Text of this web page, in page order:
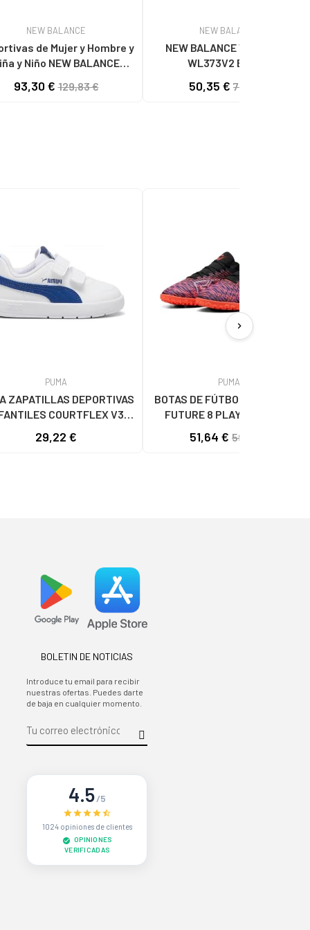
NEW BALANCE
de Mujer y Hombre y
y Niño NEW BALANCE
93,30 €129,83 €
NEW BALANCE
NEW BALANCE WL373XB2
WL373V2 BLACK
50,35 € 78,95 €
PUMA
ZAPATILLAS DEPORTIVAS
COURTFLEX V3
29,22 €
PUMA
BOTAS DE FÚTBOL SALA PUMA
FUTURE 8 PLAY TT BLACK
51,64 € 59,99 €
chevron_right
BOLETIN DE NOTICIAS
Introduce tu email para recibir
nuestras ofertas. Puedes darte
de baja en cualquier momento.
4.5/5
1024 opiniones de clientes
OPINIONES
VERIFICADAS